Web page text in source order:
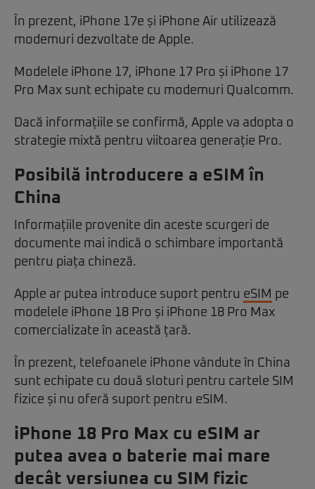
În prezent, iPhone 17e și iPhone Air utilizează
modemuri dezvoltate de Apple.
Modelele iPhone 17, iPhone 17 Pro și iPhone 17
Pro Max sunt echipate cu modemuri Qualcomm.
Dacă informațiile se confirmă, Apple va adopta o
strategie mixtă pentru viitoarea generație Pro.
Posibilă introducere a eSIM în
China
Informațiile provenite din aceste scurgeri de
documente mai indică o schimbare importantă
pentru piața chineză.
Apple ar putea introduce suport pentru eSIM pe
modelele iPhone 18 Pro și iPhone 18 Pro Max
comercializate în această țară.
În prezent, telefoanele iPhone vândute în China
sunt echipate cu două sloturi pentru cartele SIM
fizice și nu oferă suport pentru eSIM.
iPhone 18 Pro Max cu eSIM ar
putea avea o baterie mai mare
decât versiunea cu SIM fizic